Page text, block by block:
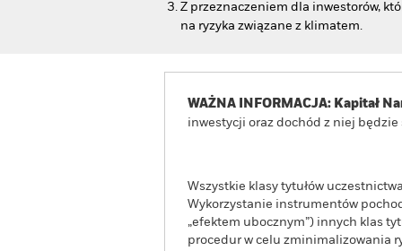
Z przeznaczeniem dla inwestorów,
na ryzyka związane z klimatem.
WAŻNA INFORMACJA: Kapitał
inwestycji oraz dochód z niej
Wszystkie klasy tytułów
Wykorzystanie instrumentów
„efektem ubocznym”) innych klas
procedur w celu zminimalizowania